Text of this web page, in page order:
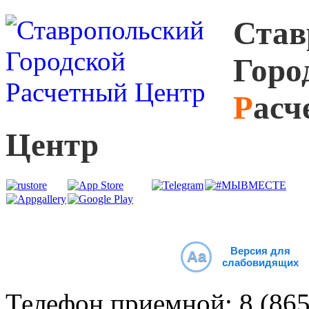
С
Г
Р
Центр
Aa
Версия для
слабовидящих
Телефон приемной: 8